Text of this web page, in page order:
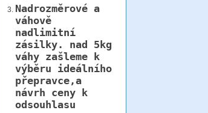
Nadrozměrové a
váhově
nadlimitní
zásilky. nad 5kg
váhy zašleme k
výběru ideálního
přepravce,a
návrh ceny k
odsouhlasu